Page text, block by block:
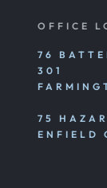
OFFICE
76
301
75
ENFIELD